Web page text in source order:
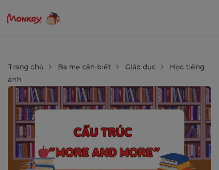
Trang chủ Ba mẹ cần biết Giáo dục
Học tiếng
anh